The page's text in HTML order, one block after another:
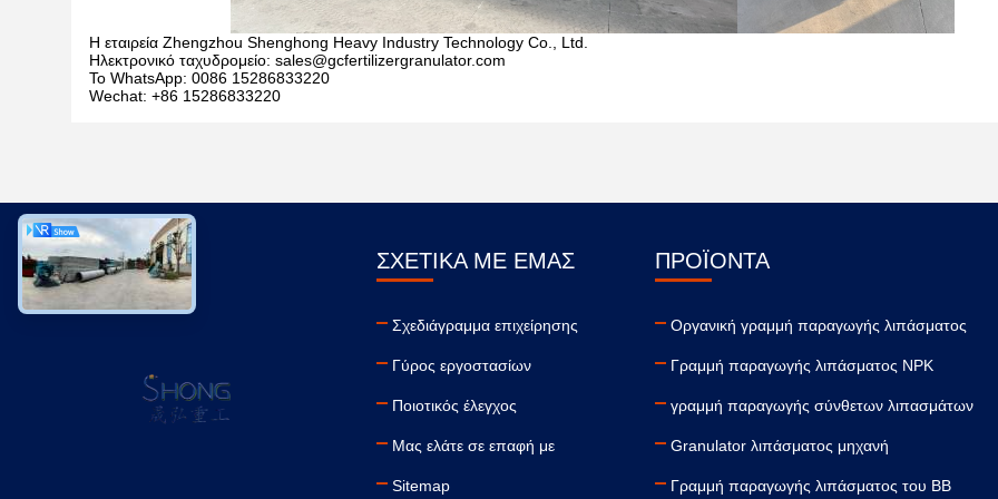
Η εταιρεία Zhengzhou Shenghong Heavy Industry Technology Co., Ltd.
Ηλεκτρονικό ταχυδρομείο: sales@gcfertilizergranulator.com
Το WhatsApp: 0086 15286833220
Wechat: +86 15286833220
ΣΧΕΤΙΚΆ ΜΕ ΕΜΆΣ
Σχεδιάγραμμα επιχείρησης
Γύρος εργοστασίων
Ποιοτικός έλεγχος
Μας ελάτε σε επαφή με
Sitemap
ΠΡΟΪΌΝΤΑ
Οργανική γραμμή παραγωγής λιπάσματος
Γραμμή παραγωγής λιπάσματος NPK
γραμμή παραγωγής σύνθετων λιπασμάτων
Granulator λιπάσματος μηχανή
Γραμμή παραγωγής λιπάσματος του BB